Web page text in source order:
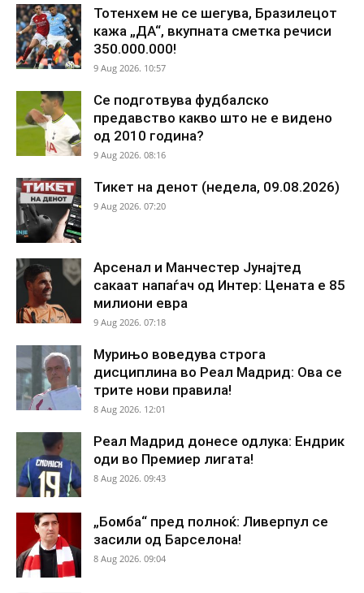
Тотенхем не се шегува, Бразилецот
кажа „ДА“, вкупната сметка речиси
350.000.000!
9 Aug 2026. 10:57
Се подготвува фудбалско
предавство какво што не е видено
од 2010 година?
9 Aug 2026. 08:16
Тикет на денот (недела, 09.08.2026)
9 Aug 2026. 07:20
Арсенал и Манчестер Јунајтед
сакаат напаѓач од Интер: Цената е 85
милиони евра
9 Aug 2026. 07:18
Мурињо воведува строга
дисциплина во Реал Мадрид: Ова се
трите нови правила!
8 Aug 2026. 12:01
Реал Мадрид донесе одлука: Ендрик
оди во Премиер лигата!
8 Aug 2026. 09:43
„Бомба“ пред полноќ: Ливерпул се
засили од Барселона!
8 Aug 2026. 09:04